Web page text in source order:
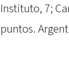
Instituto, 7;
puntos.